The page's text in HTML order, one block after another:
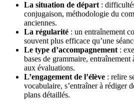
La situation de départ :
conjugaison, méthodologie du
anciennes.
La régularité : un entraînement
souvent plus efficace qu’une
Le type d’accompagnement :
bases de grammaire,
aux évaluations.
L’engagement de l’élève : relire
vocabulaire, s’entraîner à rédiger
plans détaillés.